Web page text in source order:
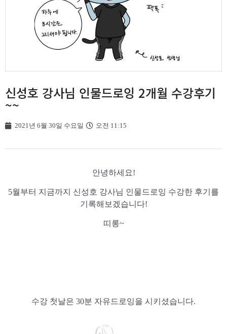
신성호 강사님 인물드로잉 2개월 수강후기
~~
2021년 6월 30일 수요일 오전 11:15
안녕하세요!
5월부터 지금까지 신성호 강사님 인물드로잉 수강한 후기를
기록해보겠습니다!
띠롱~
수강 첫날은 30분 자유드로잉을 시키셨습니다.